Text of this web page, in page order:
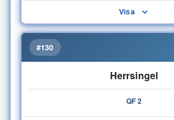
Visa
#130
Herrsingel
QF 2